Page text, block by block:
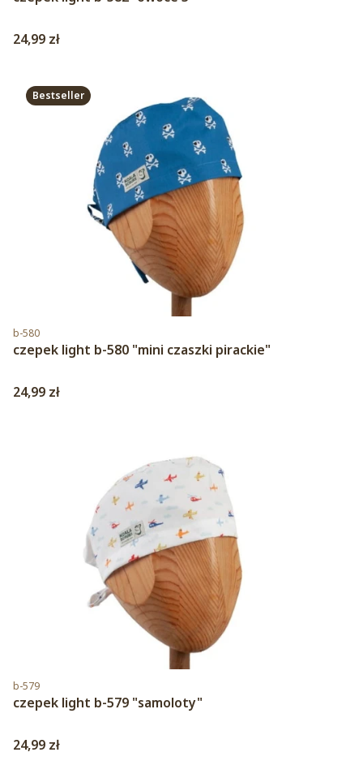
Cena
24,99 zł
Bestseller
Kod produktu
b-580
czepek light b-580 "mini czaszki pirackie"
Cena
24,99 zł
Kod produktu
b-579
czepek light b-579 "samoloty"
Cena
24,99 zł